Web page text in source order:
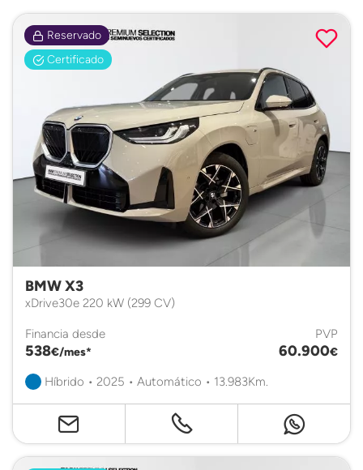
Reservado
Certificado
BMW X3
xDrive30e 220 kW (299 CV)
Financia desde
538€/mes*
PVP
60.900€
Híbrido • 2025 • Automático • 13.983Km.